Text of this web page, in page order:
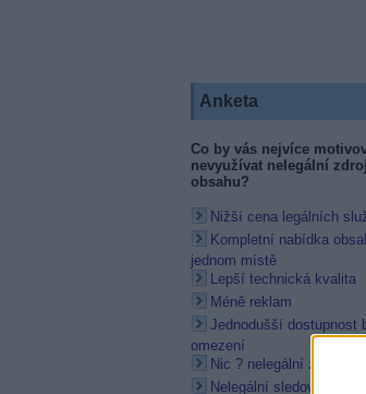
Anketa
Co by vás nejvíce
nevyužívat nelegální
obsahu?
Nižší cena legálních
Kompletní nabídka
jednom místě
Lepší technická kvalita
Méně reklam
Jednodušší dostupnost
omezení
Nic ? nelegální zdroje
Nelegální sledování